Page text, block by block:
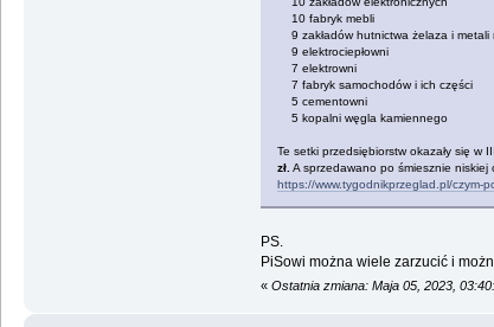
10 fabryk mebli
9 zakładów hutnictwa żelaza i metali
9 elektrociepłowni
7 elektrowni
7 fabryk samochodów i ich części
5 cementowni
5 kopalni węgla kamiennego
Te setki przedsiębiorstw okazały się w
zł. A sprzedawano po śmiesznie niskiej
https://www.tygodnikprzeglad.pl/czym-
PS.
PiSowi można wiele zarzucić i
« Ostatnia zmiana: Maja 05, 2023,